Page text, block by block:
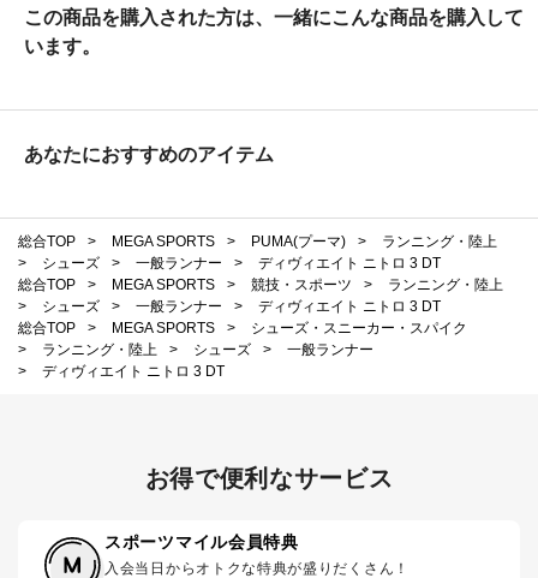
この商品を購入された方は、一緒にこんな商品を購入して
います。
あなたにおすすめのアイテム
総合TOP > MEGA SPORTS > PUMA(プーマ) >
ランニング・陸上
>
シューズ > 一般ランナー >
ディヴィエイト ニトロ 3 DT
総合TOP
> MEGA SPORTS > 競技・スポーツ >
ランニング・陸上
>
シューズ > 一般ランナー >
ディヴィエイト ニトロ 3 DT
総合TOP
> MEGA SPORTS >
シューズ・スニーカー・スパイク
>
ランニング・陸上 > シューズ >
一般ランナー
>
ディヴィエイト ニトロ 3 DT
お得で便利なサービス
スポーツマイル会員特典
入会当日からオトクな特典が盛りだくさん！